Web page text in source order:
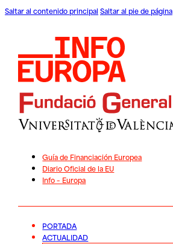
Saltar al contenido principal Saltar al pie de página
Guía de Financiación Europea
Diario Oficial de la EU
Info – Europa
PORTADA
ACTUALIDAD